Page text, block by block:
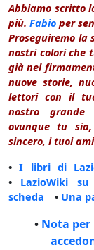
Abbiamo scritto
più. Fabio per
Proseguiremo
nostri colori che
già nel
nuove storie,
lettori con il
nostro grande
ovunque tu
sincero, i tuoi
•I libri di
• LazioWiki
scheda • Una
• Nota